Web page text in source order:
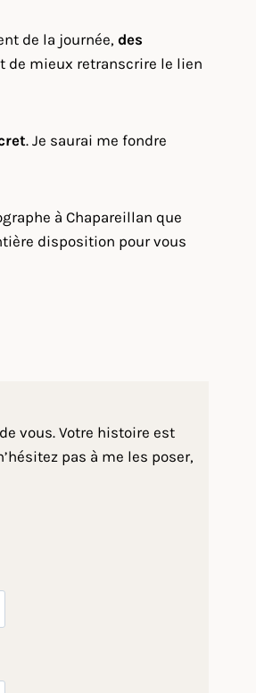
de la journée, des
de mieux retranscrire le lien
. Je saurai me fondre
à Chapareillan que
disposition pour vous
vous. Votre histoire est
pas à me les poser,